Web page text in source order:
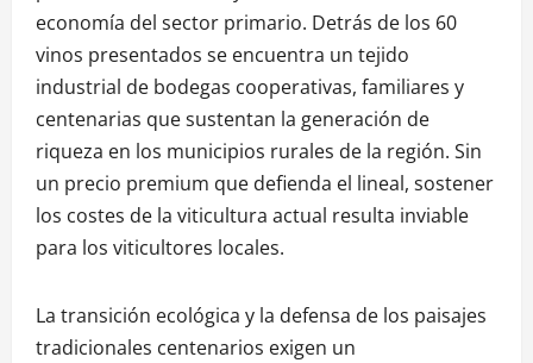
economía del sector primario. Detrás de los 60
vinos presentados se encuentra un tejido
industrial de bodegas cooperativas, familiares y
centenarias que sustentan la generación de
riqueza en los municipios rurales de la región. Sin
un precio premium que defienda el lineal, sostener
los costes de la viticultura actual resulta inviable
para los viticultores locales.
La transición ecológica y la defensa de los paisajes
tradicionales centenarios exigen un